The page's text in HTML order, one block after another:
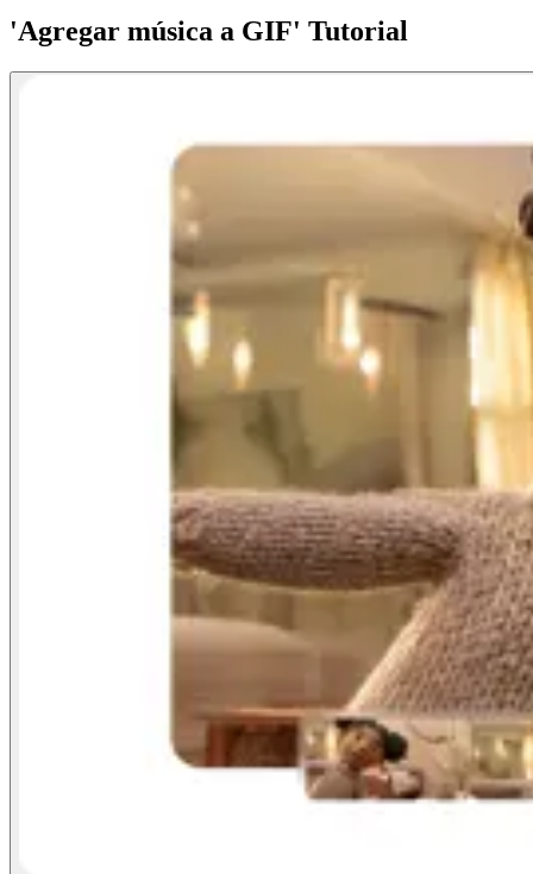
'Agregar música a GIF' Tutorial